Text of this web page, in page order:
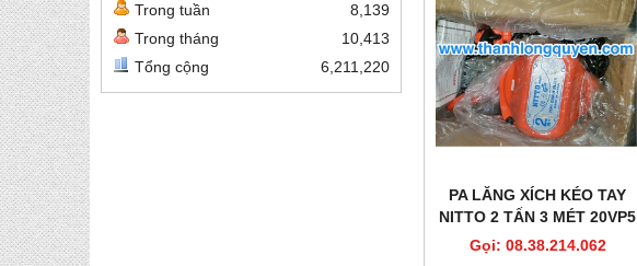
Trong tuần
8,139
Trong tháng
10,413
Tổng cộng
6,211,220
PA LĂNG XÍCH KÉO TAY
NITTO 2 TẤN 3 MÉT 20VP5
Gọi: 08.38.214.062